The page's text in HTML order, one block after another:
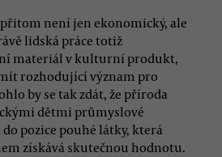
není jen ekonomický, ale
lidská práce totiž
materiál v kulturní produkt,
rozhodující význam pro
by se tak zdát, že příroda
dětmi průmyslové
pozice pouhé látky, která
získává skutečnou hodnotu.